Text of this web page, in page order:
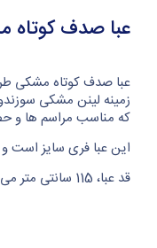
عبا صدف کوتاه
زمینه لینن مشکی
که مناسب مراسم ها و
این عبا فری سایز است و از سایز 38 تا 50
قد عبا، 115 سانتی متر می باشد.